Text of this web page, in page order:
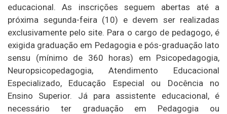
educacional. As inscrições seguem abertas até a
próxima segunda-feira (10) e devem ser realizadas
exclusivamente pelo site. Para o cargo de pedagogo, é
exigida graduação em Pedagogia e pós-graduação lato
sensu (mínimo de 360 horas) em Psicopedagogia,
Neuropsicopedagogia, Atendimento Educacional
Especializado, Educação Especial ou Docência no
Ensino Superior. Já para assistente educacional, é
necessário ter graduação em Pedagogia ou